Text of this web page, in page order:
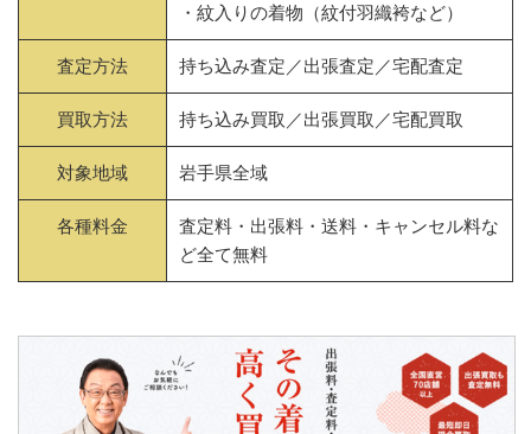
・紋入りの着物（紋付羽織袴など）
査定方法 持ち込み査定／出張査定／宅配査定
買取方法 持ち込み買取／出張買取／宅配買取
対象地域 岩手県全域
各種料金
査定料・出張料・送料・キャンセル料な
ど全て無料